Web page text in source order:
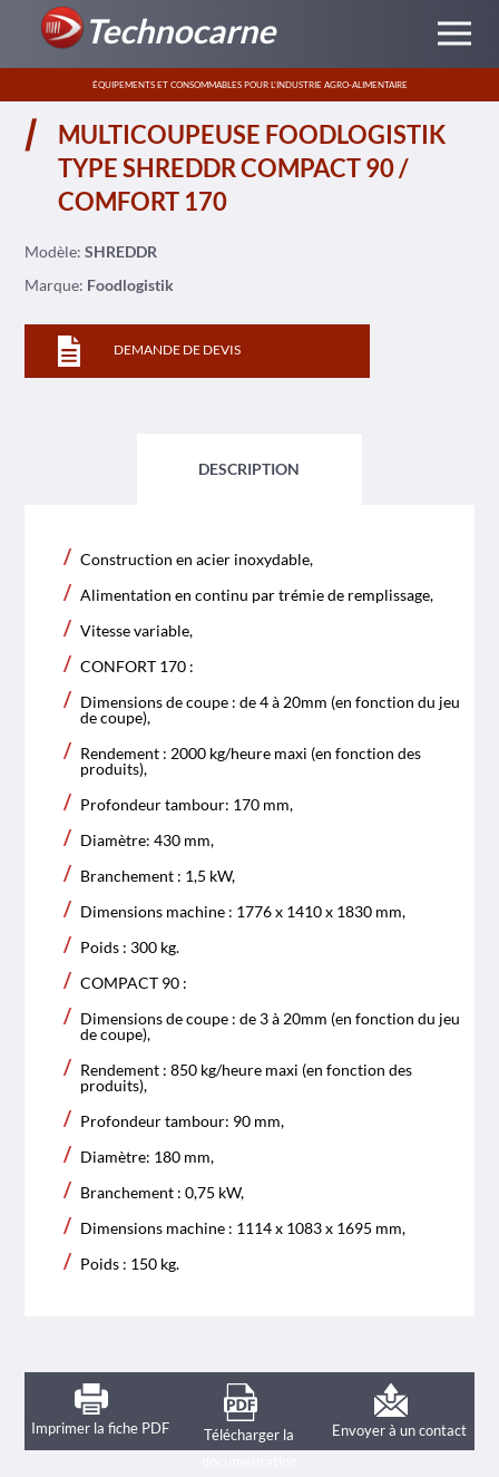
Technocarne
ÉQUIPEMENTS ET CONSOMMABLES POUR L’INDUSTRIE AGRO-ALIMENTAIRE
MULTICOUPEUSE FOODLOGISTIK
TYPE SHREDDR COMPACT 90 /
COMFORT 170
Modèle:SHREDDR
Marque: Foodlogistik
DEMANDE DE DEVIS
DESCRIPTION
Construction en acier inoxydable,
Alimentation en continu par trémie de remplissage,
Vitesse variable,
CONFORT 170 :
Dimensions de coupe : de 4 à 20mm (en fonction du jeu
de coupe),
Rendement : 2000 kg/heure maxi (en fonction des
produits),
Profondeur tambour: 170 mm,
Diamètre: 430 mm,
Branchement : 1,5 kW,
Dimensions machine : 1776 x 1410 x 1830 mm,
Poids : 300 kg.
COMPACT 90 :
Dimensions de coupe : de 3 à 20mm (en fonction du jeu
de coupe),
Rendement : 850 kg/heure maxi (en fonction des
produits),
Profondeur tambour: 90 mm,
Diamètre: 180 mm,
Branchement : 0,75 kW,
Dimensions machine : 1114 x 1083 x 1695 mm,
Poids : 150 kg.
Imprimer la fiche PDF
Télécharger la
Envoyer à un contact